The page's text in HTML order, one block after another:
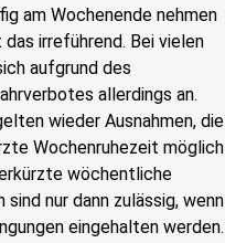
am Wochenende nehmen
irreführend. Bei vielen
aufgrund des
allerdings an.
wieder Ausnahmen, die
Wochenruhezeit möglich
wöchentliche
sind nur dann zulässig, wenn
eingehalten werden.